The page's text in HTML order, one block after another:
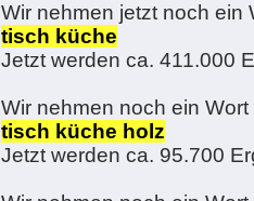
Wir nehmen jetzt noch ein
tisch küche
Jetzt werden ca. 411.000
Wir nehmen noch ein
tisch küche holz
Jetzt werden ca. 95.700